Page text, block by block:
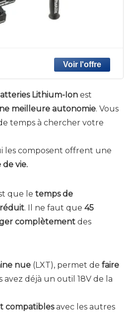
Lithium-Ion est
meilleure autonomie. Vous
temps à chercher votre
les composent offrent une
vie.
que le temps de
. Il ne faut que 45
complètement des
nue (LXT), permet de faire
avez déjà un outil 18V de la
compatiblesavec les autres